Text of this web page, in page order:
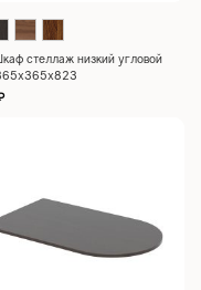
стеллаж низкий угловой